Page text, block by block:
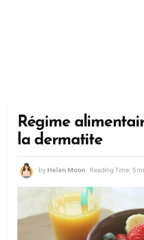
Régime
la dermatite
by Helen Moon Reading Time: 5